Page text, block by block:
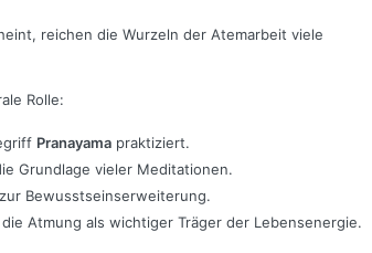
reichen die Wurzeln der Atemarbeit viele
Rolle:
Pranayamapraktiziert.
Grundlage vieler Meditationen.
Bewusstseinserweiterung.
Atmung als wichtiger Träger der Lebensenergie.